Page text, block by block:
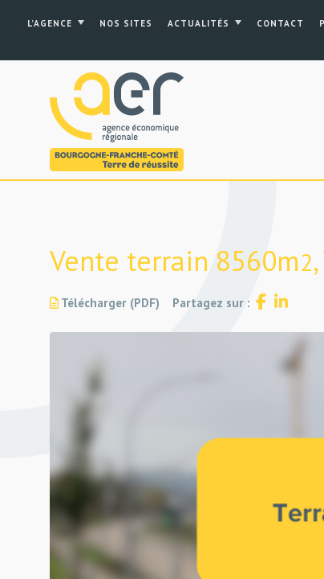
L’AGENCE NOS SITES ACTUALITÉS CONTACT
Vente terrain 8560m2
Télécharger (PDF) Partagez sur :